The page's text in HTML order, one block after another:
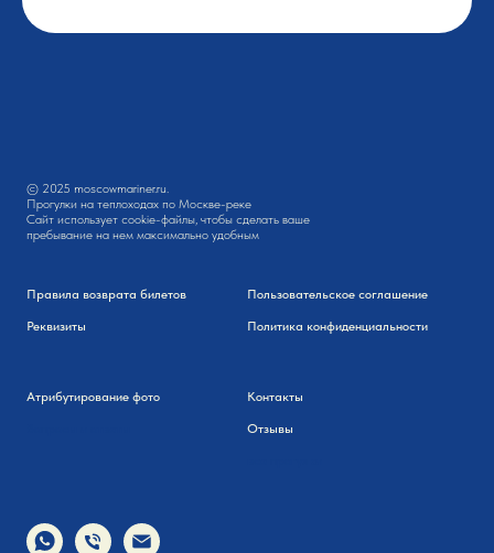
© 2025 moscowmariner.ru.
Прогулки на теплоходах по Москве-реке
Сайт использует cookie-файлы, чтобы сделать ваше
пребывание на нем максимально удобным
Правила возврата билетов
Реквизиты
Пользовательское соглашение
Политика конфиденциальности
Атрибутирование фото Контакты
Отзывы